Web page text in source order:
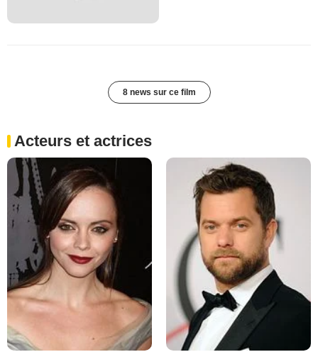
8 news sur ce film
Acteurs et actrices